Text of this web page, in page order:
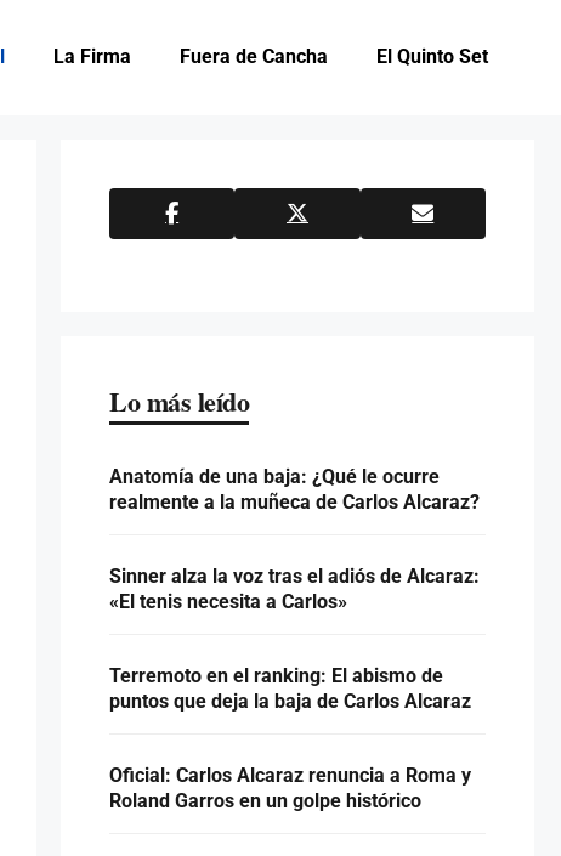
La Firma Fuera de Cancha El Quinto Set
Lo más leído
Anatomía de una baja: ¿Qué le ocurre
realmente a la muñeca de Carlos Alcaraz?
Sinner alza la voz tras el adiós de Alcaraz:
«El tenis necesita a Carlos»
Terremoto en el ranking: El abismo de
puntos que deja la baja de Carlos Alcaraz
Oficial: Carlos Alcaraz renuncia a Roma y
Roland Garros en un golpe histórico